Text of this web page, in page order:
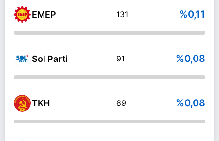
EMEP 131 %0,11
Sol Parti 91 %0,08
TKH 89 %0,08